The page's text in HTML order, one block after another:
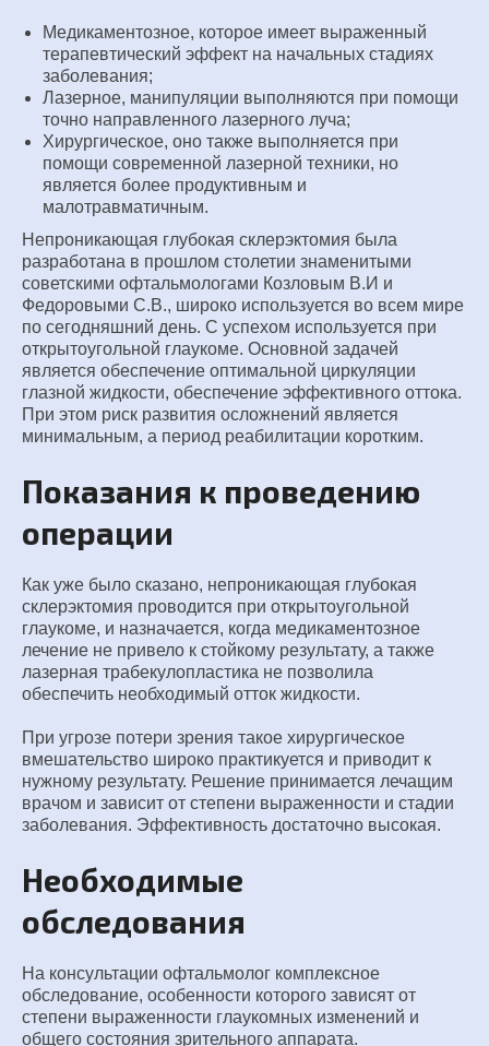
Медикаментозное, которое имеет выраженный
терапевтический эффект на начальных стадиях
заболевания;
Лазерное, манипуляции выполняются при помощи
точно направленного лазерного луча;
Хирургическое, оно также выполняется при
помощи современной лазерной техники, но
является более продуктивным и
малотравматичным.
Непроникающая глубокая склерэктомия была
разработана в прошлом столетии знаменитыми
советскими офтальмологами Козловым В.И и
Федоровыми С.В., широко используется во всем мире
по сегодняшний день. С успехом используется при
открытоугольной глаукоме. Основной задачей
является обеспечение оптимальной циркуляции
глазной жидкости, обеспечение эффективного оттока.
При этом риск развития осложнений является
минимальным, а период реабилитации коротким.
Показания к проведению
операции
Как уже было сказано, непроникающая глубокая
склерэктомия проводится при открытоугольной
глаукоме, и назначается, когда медикаментозное
лечение не привело к стойкому результату, а также
лазерная трабекулопластика не позволила
обеспечить необходимый отток жидкости.
При угрозе потери зрения такое хирургическое
вмешательство широко практикуется и приводит к
нужному результату. Решение принимается лечащим
врачом и зависит от степени выраженности и стадии
заболевания. Эффективность достаточно высокая.
Необходимые
обследования
На консультации офтальмолог комплексное
обследование, особенности которого зависят от
степени выраженности глаукомных изменений и
общего состояния зрительного аппарата.